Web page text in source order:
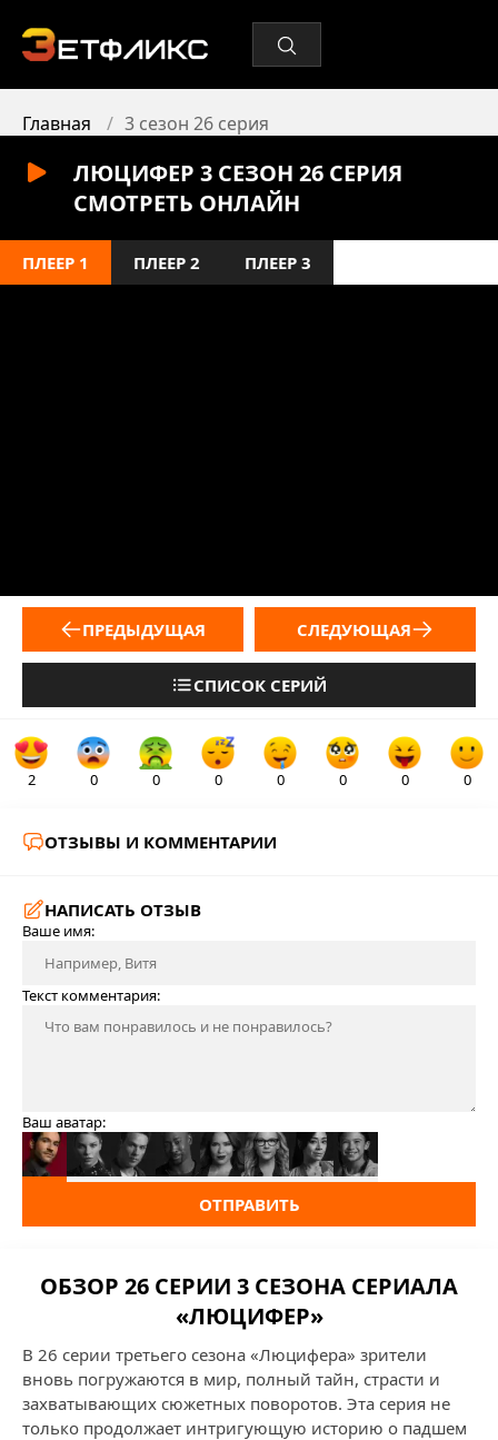
Главная 3 сезон 26 серия
ЛЮЦИФЕР 3 СЕЗОН 26 СЕРИЯ
СМОТРЕТЬ ОНЛАЙН
ПЛЕЕР 1 ПЛЕЕР 2 ПЛЕЕР 3
ПРЕДЫДУЩАЯ
СПИСОК СЕРИЙ
СЛЕДУЮЩАЯ
2 0 0 0 0 0 0 0
ОТЗЫВЫ И КОММЕНТАРИИ
НАПИСАТЬ ОТЗЫВ
Ваше имя:
Текст комментария:
Ваш аватар:
ОТПРАВИТЬ
ОБЗОР 26 СЕРИИ 3 СЕЗОНА СЕРИАЛА
«ЛЮЦИФЕР»
В 26 серии третьего сезона «Люцифера» зрители
вновь погружаются в мир, полный тайн, страсти и
захватывающих сюжетных поворотов. Эта серия не
только продолжает интригующую историю о падшем